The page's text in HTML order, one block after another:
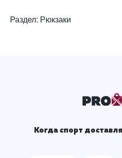
Раздел: Рюкзаки
Когда спорт